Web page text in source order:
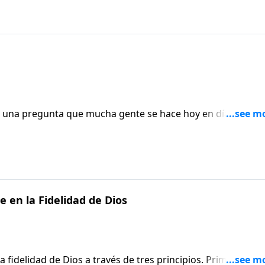
Este tipo de obediencia valerosa se personifica para
siglo.
pregunta que mucha gente se hace hoy en día: ¿Qué
es comprensible: practicar la justicia, amar la
Este tipo de obediencia valerosa se personifica para
siglo.
en la Fidelidad de Dios
fidelidad de Dios a través de tres principios. Primero, el